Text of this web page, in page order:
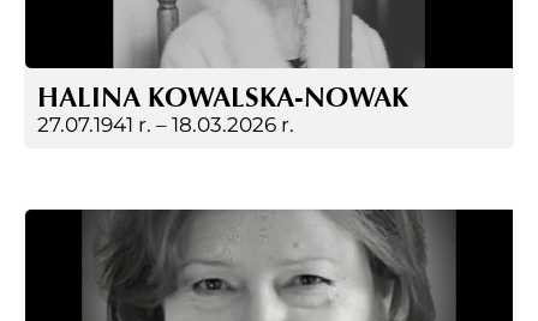
HALINA KOWALSKA-NOWAK
27.07.1941 r. – 18.03.2026 r.